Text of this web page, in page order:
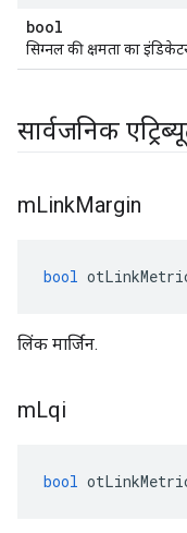
bool
सिग्नल की क्षमता का
सार्वजनिक
mLinkMargin
bool
लिंक मार्जिन.
mLqi
bool